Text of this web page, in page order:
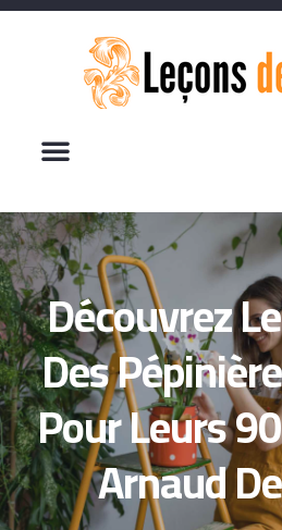
Découvrez
Des
Pour Leurs
Arnaud